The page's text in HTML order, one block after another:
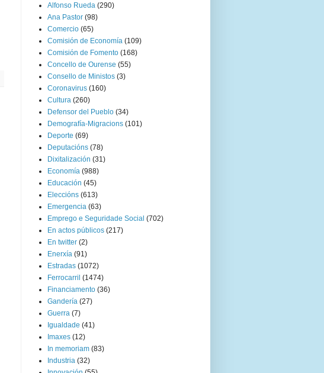
Alfonso Rueda (290)
Ana Pastor (98)
Comercio (65)
Comisión de Economía (109)
Comisión de Fomento (168)
Concello de Ourense (55)
Consello de Ministos (3)
Coronavirus (160)
Cultura (260)
Defensor del Pueblo (34)
Demografía-Migracions (101)
Deporte (69)
Deputacións (78)
Dixitalización (31)
Economía (988)
Educación (45)
Eleccións (613)
Emergencia (63)
Emprego e Seguridade Social (702)
En actos públicos (217)
En twitter (2)
Enerxía (91)
Estradas (1072)
Ferrocarril (1474)
Financiamento (36)
Gandería (27)
Guerra (7)
Igualdade (41)
Imaxes (12)
In memoriam (83)
Industria (32)